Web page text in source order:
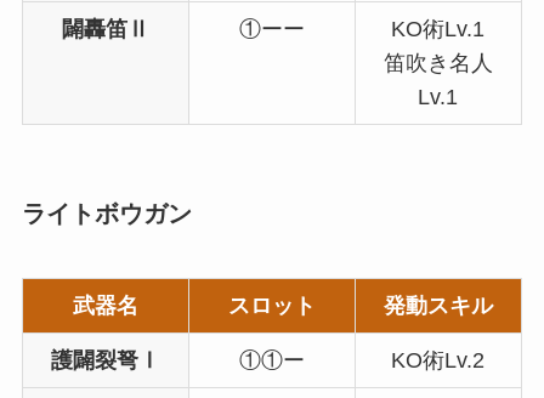
闢轟笛Ⅱ ①ーー
KO術Lv.1
笛吹き名人
Lv.1
ライトボウガン
武器名 スロット 発動スキル
護闢裂弩Ⅰ ①①ー KO術Lv.2